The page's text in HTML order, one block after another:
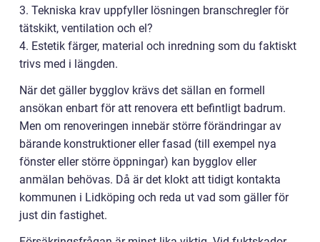
3. Tekniska krav uppfyller lösningen branschregler för
tätskikt, ventilation och el?
4. Estetik färger, material och inredning som du faktiskt
trivs med i längden.
När det gäller bygglov krävs det sällan en formell
ansökan enbart för att renovera ett befintligt badrum.
Men om renoveringen innebär större förändringar av
bärande konstruktioner eller fasad (till exempel nya
fönster eller större öppningar) kan bygglov eller
anmälan behövas. Då är det klokt att tidigt kontakta
kommunen i Lidköping och reda ut vad som gäller för
just din fastighet.